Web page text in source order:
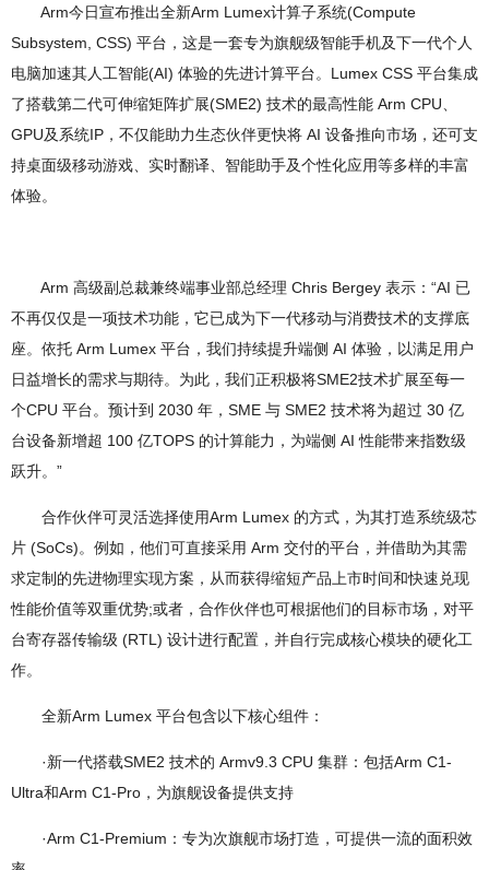
Arm今日宣布推出全新Arm Lumex计算子系统(Compute
Subsystem, CSS) 平台，这是一套专为旗舰级智能手机及下一代个人
电脑加速其人工智能(AI) 体验的先进计算平台。Lumex CSS 平台集成
了搭载第二代可伸缩矩阵扩展(SME2) 技术的最高性能 Arm CPU、
GPU及系统IP，不仅能助力生态伙伴更快将 AI 设备推向市场，还可支
持桌面级移动游戏、实时翻译、智能助手及个性化应用等多样的丰富
体验。
Arm 高级副总裁兼终端事业部总经理 Chris Bergey 表示：“AI 已
不再仅仅是一项技术功能，它已成为下一代移动与消费技术的支撑底
座。依托 Arm Lumex 平台，我们持续提升端侧 AI 体验，以满足用户
日益增长的需求与期待。为此，我们正积极将SME2技术扩展至每一
个CPU 平台。预计到 2030 年，SME 与 SME2 技术将为超过 30 亿
台设备新增超 100 亿TOPS 的计算能力，为端侧 AI 性能带来指数级
跃升。”
合作伙伴可灵活选择使用Arm Lumex 的方式，为其打造系统级芯
片 (SoCs)。例如，他们可直接采用 Arm 交付的平台，并借助为其需
求定制的先进物理实现方案，从而获得缩短产品上市时间和快速兑现
性能价值等双重优势;或者，合作伙伴也可根据他们的目标市场，对平
台寄存器传输级 (RTL) 设计进行配置，并自行完成核心模块的硬化工
作。
全新Arm Lumex 平台包含以下核心组件：
·新一代搭载SME2 技术的 Armv9.3 CPU 集群：包括Arm C1-
Ultra和Arm C1-Pro，为旗舰设备提供支持
·Arm C1-Premium：专为次旗舰市场打造，可提供一流的面积效